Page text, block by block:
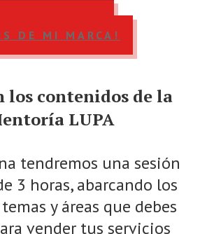
DE MI MARCA!
los contenidos de la
LUPA
tendremos una sesión
3 horas, abarcando los
y áreas que debes
vender tus servicios